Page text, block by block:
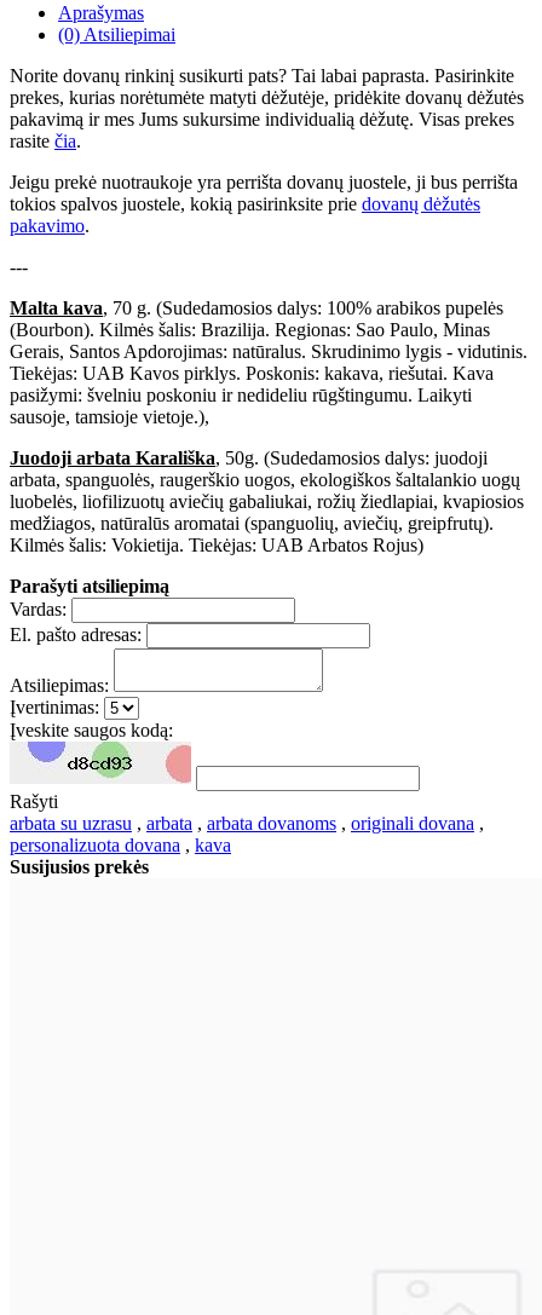
Aprašymas
(0) Atsiliepimai
Norite dovanų rinkinį susikurti pats? Tai labai paprasta. Pasirinkite
prekes, kurias norėtumėte matyti dėžutėje, pridėkite dovanų dėžutės
pakavimą ir mes Jums sukursime individualią dėžutę. Visas prekes
rasite čia.
Jeigu prekė nuotraukoje yra perrišta dovanų juostele, ji bus perrišta
tokios spalvos juostele, kokią pasirinksite prie dovanų dėžutės
pakavimo.
---
Malta kava, 70 g. (Sudedamosios dalys: 100% arabikos pupelės
(Bourbon). Kilmės šalis: Brazilija. Regionas: Sao Paulo, Minas
Gerais, Santos Apdorojimas: natūralus. Skrudinimo lygis - vidutinis.
Tiekėjas: UAB Kavos pirklys. Poskonis: kakava, riešutai. Kava
pasižymi: švelniu poskoniu ir nedideliu rūgštingumu. Laikyti
sausoje, tamsioje vietoje.),
Juodoji arbata Karališka, 50g. (Sudedamosios dalys: juodoji
arbata, spanguolės, raugerškio uogos, ekologiškos šaltalankio uogų
luobelės, liofilizuotų aviečių gabaliukai, rožių žiedlapiai, kvapiosios
medžiagos, natūralūs aromatai (spanguolių, aviečių, greipfrutų).
Kilmės šalis: Vokietija. Tiekėjas: UAB Arbatos Rojus)
Parašyti atsiliepimą
Vardas:
El. pašto adresas:
Atsiliepimas:
Įvertinimas:
Įveskite saugos kodą:
Rašyti
arbata su uzrasu , arbata , arbata dovanoms , originali dovana ,
personalizuota dovana , kava
Susijusios prekės